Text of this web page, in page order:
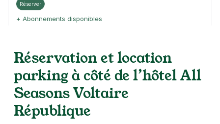
Réserver
+ Abonnements disponibles
Paris - Bastille - Roquette Intérieur
75011Paris
4,2
(728 avis)
4 €/heure ,32 €/jour,
Réserver
Réservation et location
parking à côté de l’hôtel All
Seasons Voltaire
République